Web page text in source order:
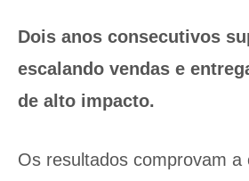
Dois anos consecutivos
escalando vendas e
de alto impacto.
Os resultados comprovam a